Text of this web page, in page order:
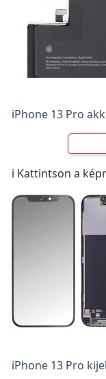
iPhone 13 Pro
ℹ️ Kattintson a
iPhone 13 Pro